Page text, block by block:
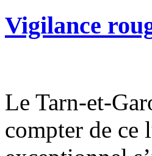
Vigilance
Le Tarn-et-
compter de ce